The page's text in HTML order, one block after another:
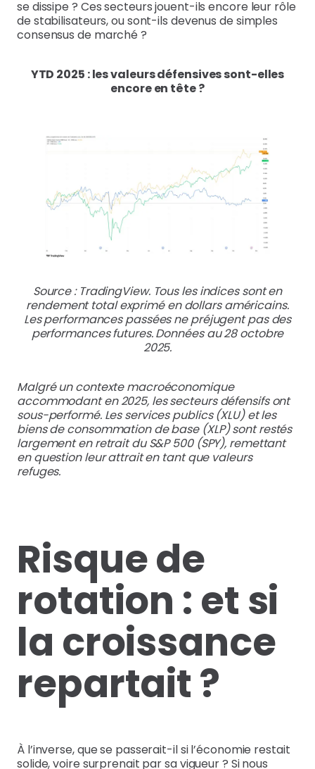
se dissipe ? Ces secteurs jouent-ils encore leur rôle
de stabilisateurs, ou sont-ils devenus de simples
consensus de marché ?
YTD 2025 : les valeurs défensives sont-elles
encore en tête ?
Source : TradingView. Tous les indices sont en
rendement total exprimé en dollars américains.
Les performances passées ne préjugent pas des
performances futures. Données au 28 octobre
2025.
Malgré un contexte macroéconomique
accommodant en 2025, les secteurs défensifs ont
sous-performé. Les services publics (XLU) et les
biens de consommation de base (XLP) sont restés
largement en retrait du S&P 500 (SPY), remettant
en question leur attrait en tant que valeurs
refuges.
Risque de
rotation : et si
la croissance
repartait ?
À l’inverse, que se passerait-il si l’économie restait
solide, voire surprenait par sa vigueur ? Si nous